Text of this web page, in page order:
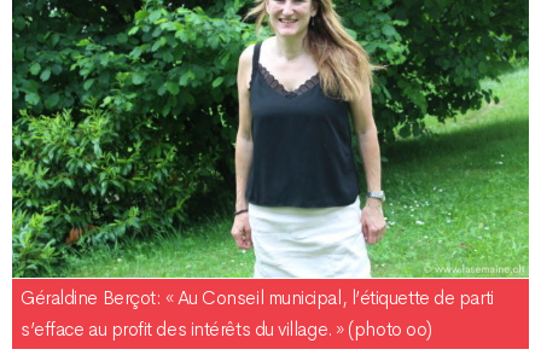
Géraldine Berçot : « Au Conseil municipal, l’étiquette de parti
s’efface au profit des intérêts du village. » (photo oo)